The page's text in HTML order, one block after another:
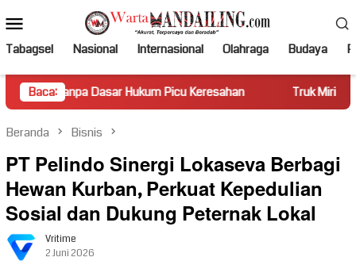
ke
kontenMobile
Tabagsel Nasional Internasional Olahraga Budaya
Baca:
Dasar Hukum Picu Keresahan Truk Miring Hambat Arus
Beranda Bisnis
PT Pelindo Sinergi Lokaseva Berbagi
Hewan Kurban, Perkuat Kepedulian
Sosial dan Dukung Peternak Lokal
Vritime
2 Juni 2026